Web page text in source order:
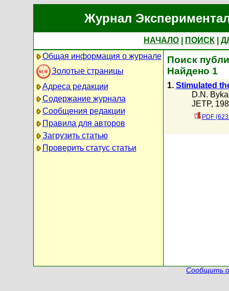
Журнал
НАЧАЛО ПОИСК
Общая информация о журнале
Золотые страницы
Адреса редакции
Содержание журнала
Сообщения редакции
Правила для авторов
Загрузить статью
Проверить статус статьи
Поиск
Найдено 1
1. Stimulated
D.N.
JETP,
PDF
Сообщить о